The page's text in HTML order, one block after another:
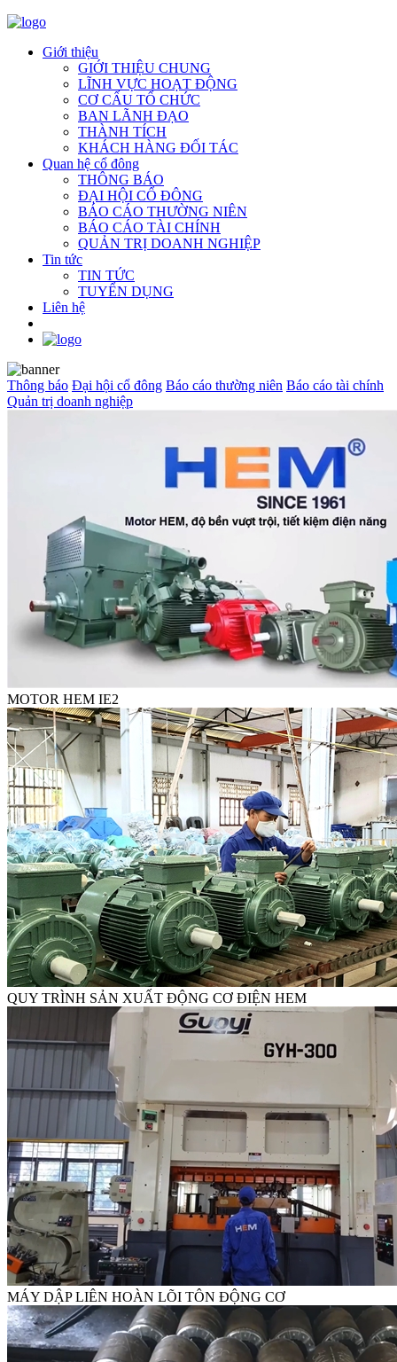
Giới thiệu
GIỚI THIỆU CHUNG
LĨNH VỰC HOẠT ĐỘNG
CƠ CẤU TỔ CHỨC
BAN LÃNH ĐẠO
THÀNH TÍCH
KHÁCH HÀNG ĐỐI TÁC
Quan hệ cổ đông
THÔNG BÁO
ĐẠI HỘI CỔ ĐÔNG
BÁO CÁO THƯỜNG NIÊN
BÁO CÁO TÀI CHÍNH
QUẢN TRỊ DOANH NGHIỆP
Tin tức
TIN TỨC
TUYỂN DỤNG
Liên hệ
Thông báo Đại hội cổ đông Báo cáo thường niên Báo cáo tài chính
Quản trị doanh nghiệp
MOTOR HEM IE2
QUY TRÌNH SẢN XUẤT ĐỘNG CƠ ĐIỆN HEM
MÁY DẬP LIÊN HOÀN LÕI TÔN ĐỘNG CƠ